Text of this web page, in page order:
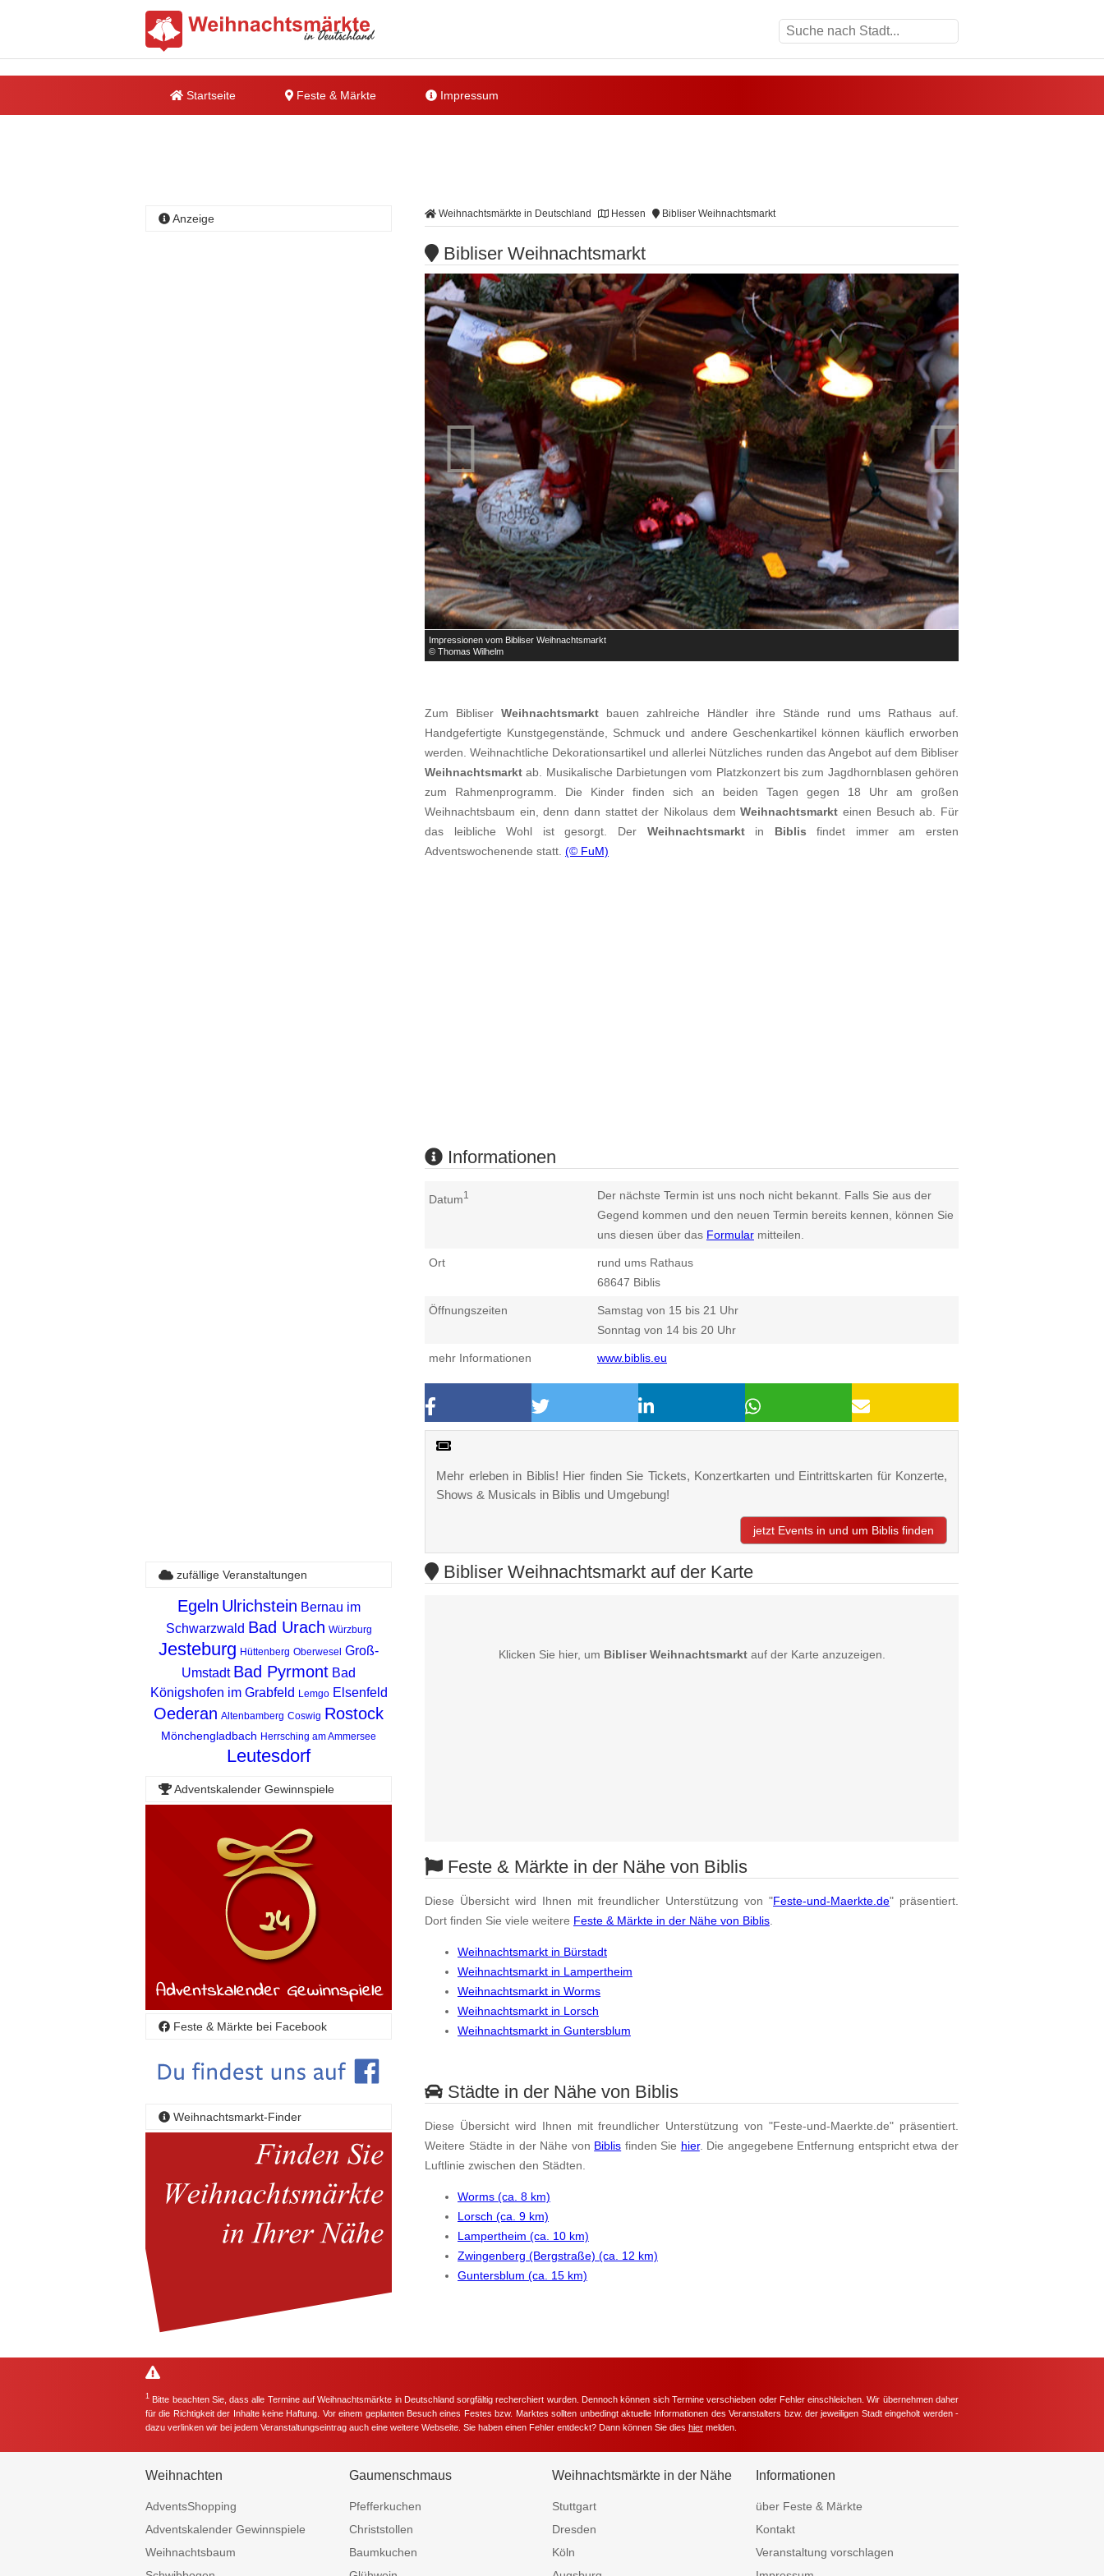
Startseite Feste & Märkte Impressum
Weihnachtsmärkte in Deutschland Hessen Bibliser Weihnachtsmarkt
Bibliser Weihnachtsmarkt
Impressionen vom Bibliser Weihnachtsmarkt
© Thomas Wilhelm
 
Zum Bibliser Weihnachtsmarkt bauen zahlreiche Händler ihre Stände rund ums Rathaus auf.
Handgefertigte Kunstgegenstände, Schmuck und andere Geschenkartikel können käuflich erworben
werden. Weihnachtliche Dekorationsartikel und allerlei Nützliches runden das Angebot auf dem Bibliser
Weihnachtsmarkt ab. Musikalische Darbietungen vom Platzkonzert bis zum Jagdhornblasen gehören
zum Rahmenprogramm. Die Kinder finden sich an beiden Tagen gegen 18 Uhr am großen
Weihnachtsbaum ein, denn dann stattet der Nikolaus demWeihnachtsmarkt einen Besuch ab. Für
das leibliche Wohl ist gesorgt. Der Weihnachtsmarktin Biblis findet immer am ersten
Adventswochenende statt. (© FuM)
Informationen
Datum1
Der nächste Termin ist uns noch nicht bekannt. Falls Sie aus der
Gegend kommen und den neuen Termin bereits kennen, können Sie
uns diesen über das Formular mitteilen.
Ort
rund ums Rathaus
68647 Biblis
Öffnungszeiten
Samstag von 15 bis 21 Uhr
Sonntag von 14 bis 20 Uhr
mehr Informationen www.biblis.eu
Mehr erleben in Biblis! Hier finden Sie Tickets, Konzertkarten und Eintrittskarten für Konzerte,
Shows & Musicals in Biblis und Umgebung!
jetzt Events in und um Biblis finden
Anzeige
Bibliser Weihnachtsmarkt auf der Karte
Klicken Sie hier, um Bibliser Weihnachtsmarktauf der Karte anzuzeigen.
Feste & Märkte in der Nähe von Biblis
Diese Übersicht wird Ihnen mit freundlicher Unterstützung von "Feste-und-Maerkte.de" präsentiert.
Dort finden Sie viele weitere Feste & Märkte in der Nähe von Biblis
Weihnachtsmarkt in Bürstadt
Weihnachtsmarkt in Lampertheim
Weihnachtsmarkt in Worms
Weihnachtsmarkt in Lorsch
Weihnachtsmarkt in Guntersblum
Städte in der Nähe von Biblis
Diese Übersicht wird Ihnen mit freundlicher Unterstützung von "Feste-und-Maerkte.de" präsentiert.
Weitere Städte in der Nähe von Biblis finden Sie hier. Die angegebene Entfernung entspricht etwa der
Luftlinie zwischen den Städten.
Worms (ca. 8 km)
Lorsch (ca. 9 km)
Lampertheim (ca. 10 km)
Zwingenberg (Bergstraße) (ca. 12 km)
Guntersblum (ca. 15 km)
zufällige Veranstaltungen
Egeln Ulrichstein Bernau im
Schwarzwald Bad Urach Würzburg
Jesteburg Hüttenberg Oberwesel Groß-
Umstadt Bad Pyrmont Bad
Königshofen im Grabfeld Lemgo Elsenfeld
Oederan Altenbamberg Coswig Rostock
Mönchengladbach Herrsching am Ammersee
Leutesdorf
Adventskalender Gewinnspiele
Feste & Märkte bei Facebook
Weihnachtsmarkt-Finder
1 Bitte beachten Sie, dass alle Termine auf Weihnachtsmärkte in Deutschland sorgfältig recherchiert wurden. Dennoch können sich Termine verschieben oder Fehler einschleichen. Wir übernehmen daher
für die Richtigkeit der Inhalte keine Haftung. Vor einem geplanten Besuch eines Festes bzw. Marktes sollten unbedingt aktuelle Informationen des Veranstalters bzw. der jeweiligen Stadt eingeholt werden -
dazu verlinken wir bei jedem Veranstaltungseintrag auch eine weitere Webseite. Sie haben einen Fehler entdeckt? Dann können Sie dies hier melden.
Weihnachten
AdventsShopping
Adventskalender Gewinnspiele
Weihnachtsbaum
Gaumenschmaus
Pfefferkuchen
Christstollen
Baumkuchen
Weihnachtsmärkte in der Nähe
Stuttgart
Dresden
Köln
Informationen
über Feste & Märkte
Kontakt
Veranstaltung vorschlagen